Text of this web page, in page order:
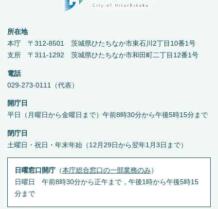
所在地
本庁 〒312-8501 茨城県ひたちなか市東石川2丁目10番1号
支所 〒311-1292 茨城県ひたちなか市和田町二丁目12番1号
電話
029-273-0111（代表）
開庁日
平日（月曜日から金曜日まで）午前8時30分から午後5時15分まで
閉庁日
土曜日・祝日・年末年始（12月29日から翌年1月3日まで）
日曜窓口開庁（本庁総合窓口の一部業務のみ ）
日曜日 午前8時30分から正午まで，午後1時から午後5時15
分まで